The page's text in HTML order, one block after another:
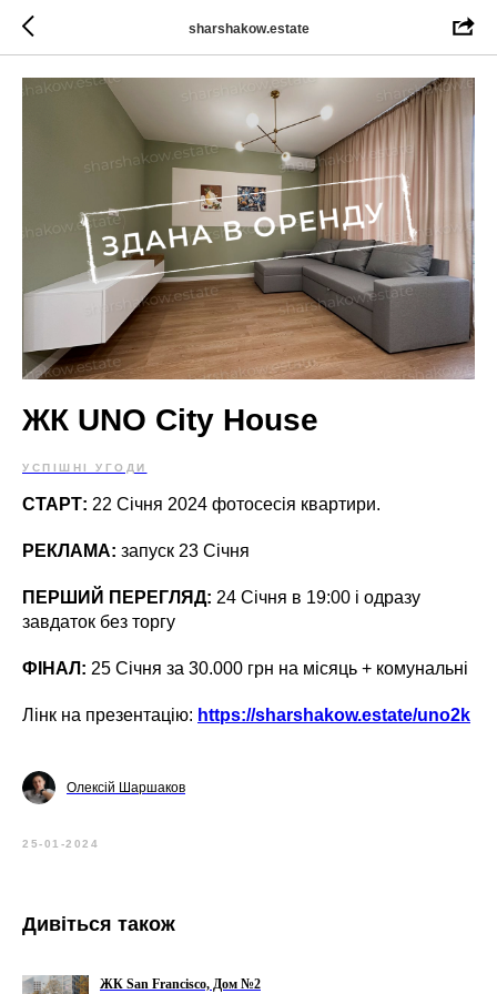
sharshakow.estate
ЖК UNO City House
УСПІШНІ УГОДИ
СТАРТ: 22 Січня 2024 фотосесія квартири.
РЕКЛАМА: запуск 23 Січня
ПЕРШИЙ ПЕРЕГЛЯД: 24 Січня в 19:00 і одразу
завдаток без торгу
ФІНАЛ: 25 Січня за 30.000 грн на місяць + комунальні
Лінк на презентацію: https://sharshakow.estate/uno2k
Олексій Шаршаков
25-01-2024
Дивіться також
ЖК San Francisco, Дом №2